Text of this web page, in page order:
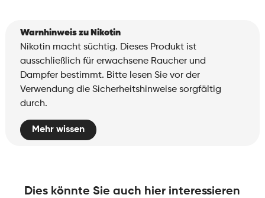
Warnhinweis zu Nikotin
Nikotin macht süchtig. Dieses Produkt ist
ausschließlich für erwachsene Raucher und
Dampfer bestimmt. Bitte lesen Sie vor der
Verwendung die Sicherheitshinweise sorgfältig
durch.
Mehr wissen
Dies könnte Sie auch hier interessieren